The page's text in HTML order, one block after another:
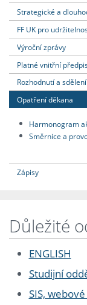
Strategické a
FF UK pro
Výroční zprávy
Platné vnitřní
Rozhodnutí a
Opatření děkana
Harmonogram
Směrnice a
Zápisy
Důležité
ENGLISH
Studijní
SIS,